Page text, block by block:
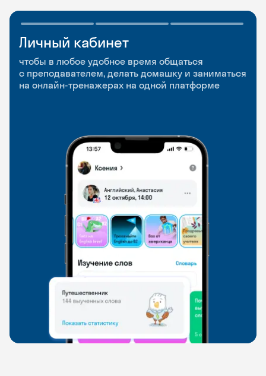
Личный кабинет
чтобы в любое удобное время общаться
с преподавателем, делать домашку и заниматься
на онлайн-тренажерах на одной платформе
Мобильное
приложение
чтобы заниматься и изучать новые слова где
и когда удобно
Разговорные клубы
и Talks
Групповые занятия для разговорной практики
и индивидуальные встречи с преподавателями